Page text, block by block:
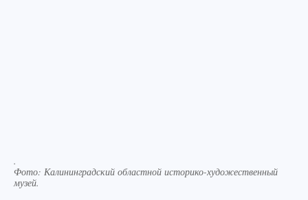
.
Фото: Калининградский областной историко-художественный
музей.